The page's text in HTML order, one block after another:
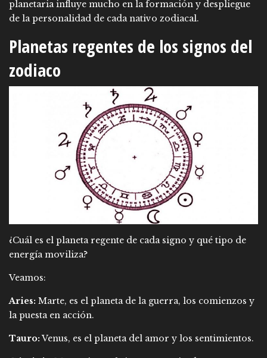
planetaria influye mucho en la formación y despliegue
de la personalidad de cada nativo zodiacal.
Planetas regentes de los signos del
zodiaco
¿Cuál es el planeta regente de cada signo y qué tipo de
energía moviliza?
Veamos:
Aries: Marte, es el planeta de la guerra, los comienzos y
la puesta en acción.
Tauro:Venus, es el planeta del amor y los sentimientos.